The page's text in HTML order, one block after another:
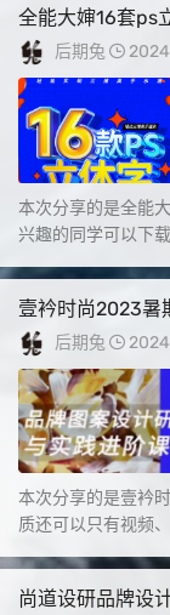
全能大婶16套ps
后期兔
本次分享的是全能
兴趣的同学可以下
壹衿时尚2023暑
后期兔
本次分享的是壹衿
质还可以只有视频
尚道设研品牌设